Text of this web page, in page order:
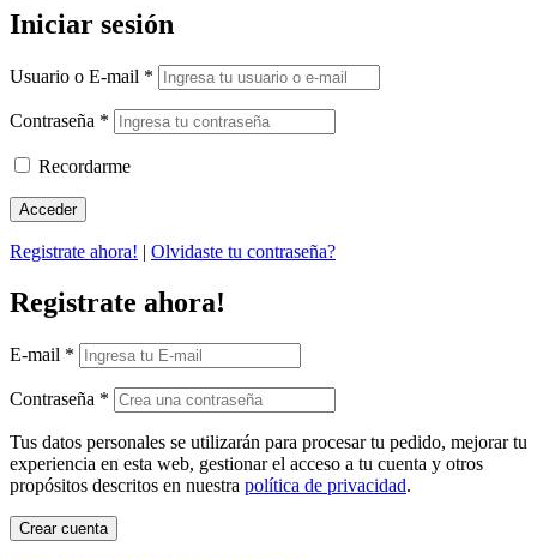
Iniciar sesión
Usuario o E-mail *
Contraseña *
Recordarme
Registrate ahora! | Olvidaste tu contraseña?
Registrate ahora!
E-mail *
Contraseña *
Tus datos personales se utilizarán para procesar tu pedido, mejorar tu
experiencia en esta web, gestionar el acceso a tu cuenta y otros
propósitos descritos en nuestra política de privacidad.